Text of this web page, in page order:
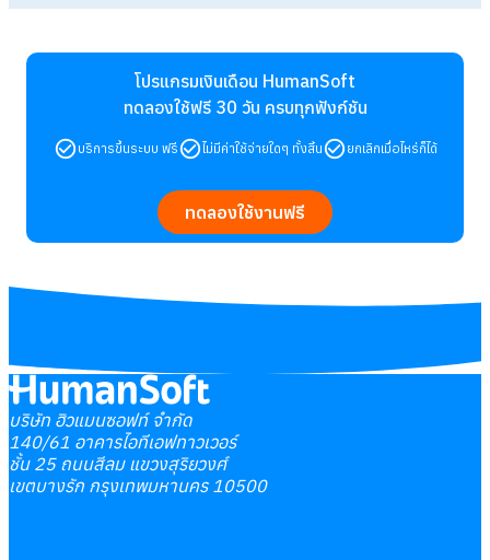
โปรแกรมเงินเดือน HumanSoft
ทดลองใช้ฟรี 30 วัน ครบทุกฟังก์ชัน
บริการขึ้นระบบ ฟรี ไม่มีค่าใช้จ่ายใดๆ ทั้งสิ้น ยกเลิกเมื่อไหร่ก็ได้
ทดลองใช้งานฟรี
บริษัท ฮิวแมนซอฟท์ จำกัด
140/61 อาคารไอทีเอฟทาวเวอร์
ชั้น 25 ถนนสีลม แขวงสุริยวงศ์
เขตบางรัก กรุงเทพมหานคร 10500